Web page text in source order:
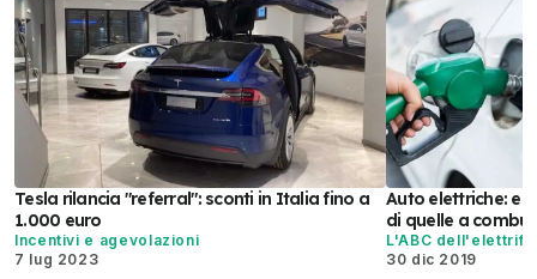
Tesla rilancia "referral": sconti in Italia fino a
1.000 euro
Incentivi e agevolazioni
7 lug 2023
Auto elettriche:
di quelle a
L'ABC
30 dic 2019